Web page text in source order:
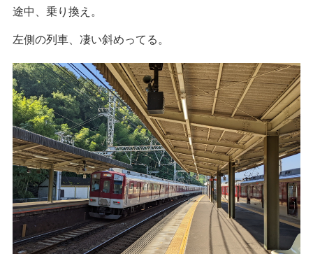
途中、乗り換え。
左側の列車、凄い斜めってる。